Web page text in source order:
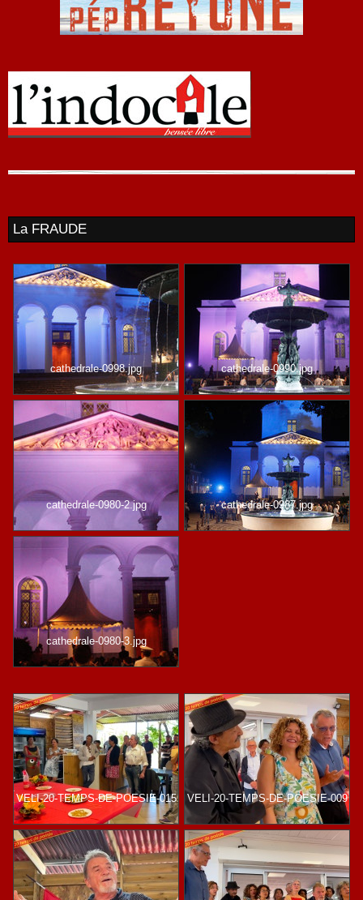
La FRAUDE
cathedrale-0998.jpg cathedrale-0990.jpg
cathedrale-0980-2.jpg cathedrale-0987.jpg
cathedrale-0980-3.jpg
VELI-20-TEMPS-DE-POESIE-015 VELI-20-TEMPS-DE-POESIE-009